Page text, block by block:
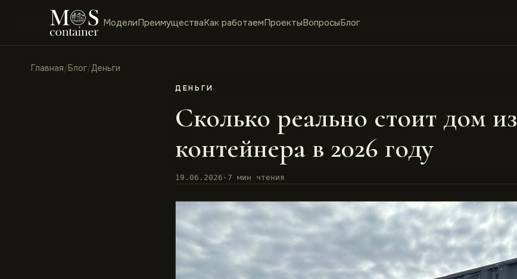
МоделиПреимуществаКак работаемПроектыВопросыБлог
Главная/Блог/Деньги
ДЕНЬГИ
Сколько реально стоит дом из
контейнера в 2026 году
19.06.2026 · 7 мин чтения